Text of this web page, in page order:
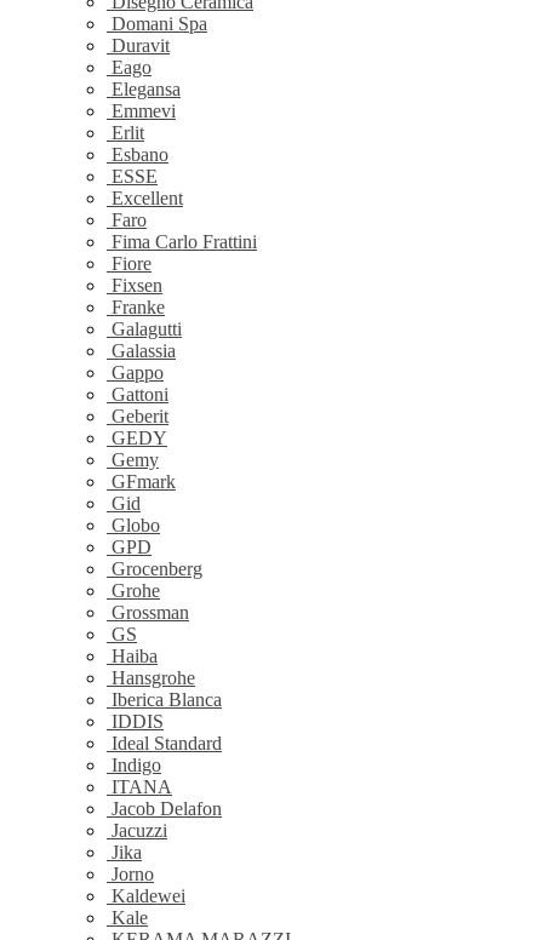
Domani Spa
Duravit
Eago
Elegansa
Emmevi
Erlit
Esbano
ESSE
Excellent
Faro
Fima Carlo Frattini
Fiore
Fixsen
Franke
Galagutti
Galassia
Gappo
Gattoni
Geberit
GEDY
Gemy
GFmark
Gid
Globo
GPD
Grocenberg
Grohe
Grossman
GS
Haiba
Hansgrohe
Iberica Blanca
IDDIS
Ideal Standard
Indigo
ITANA
Jacob Delafon
Jacuzzi
Jika
Jorno
Kaldewei
Kale